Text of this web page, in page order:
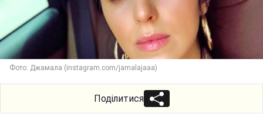
Фото: Джамала (instagram.com/jamalajaaa)
Поділитися